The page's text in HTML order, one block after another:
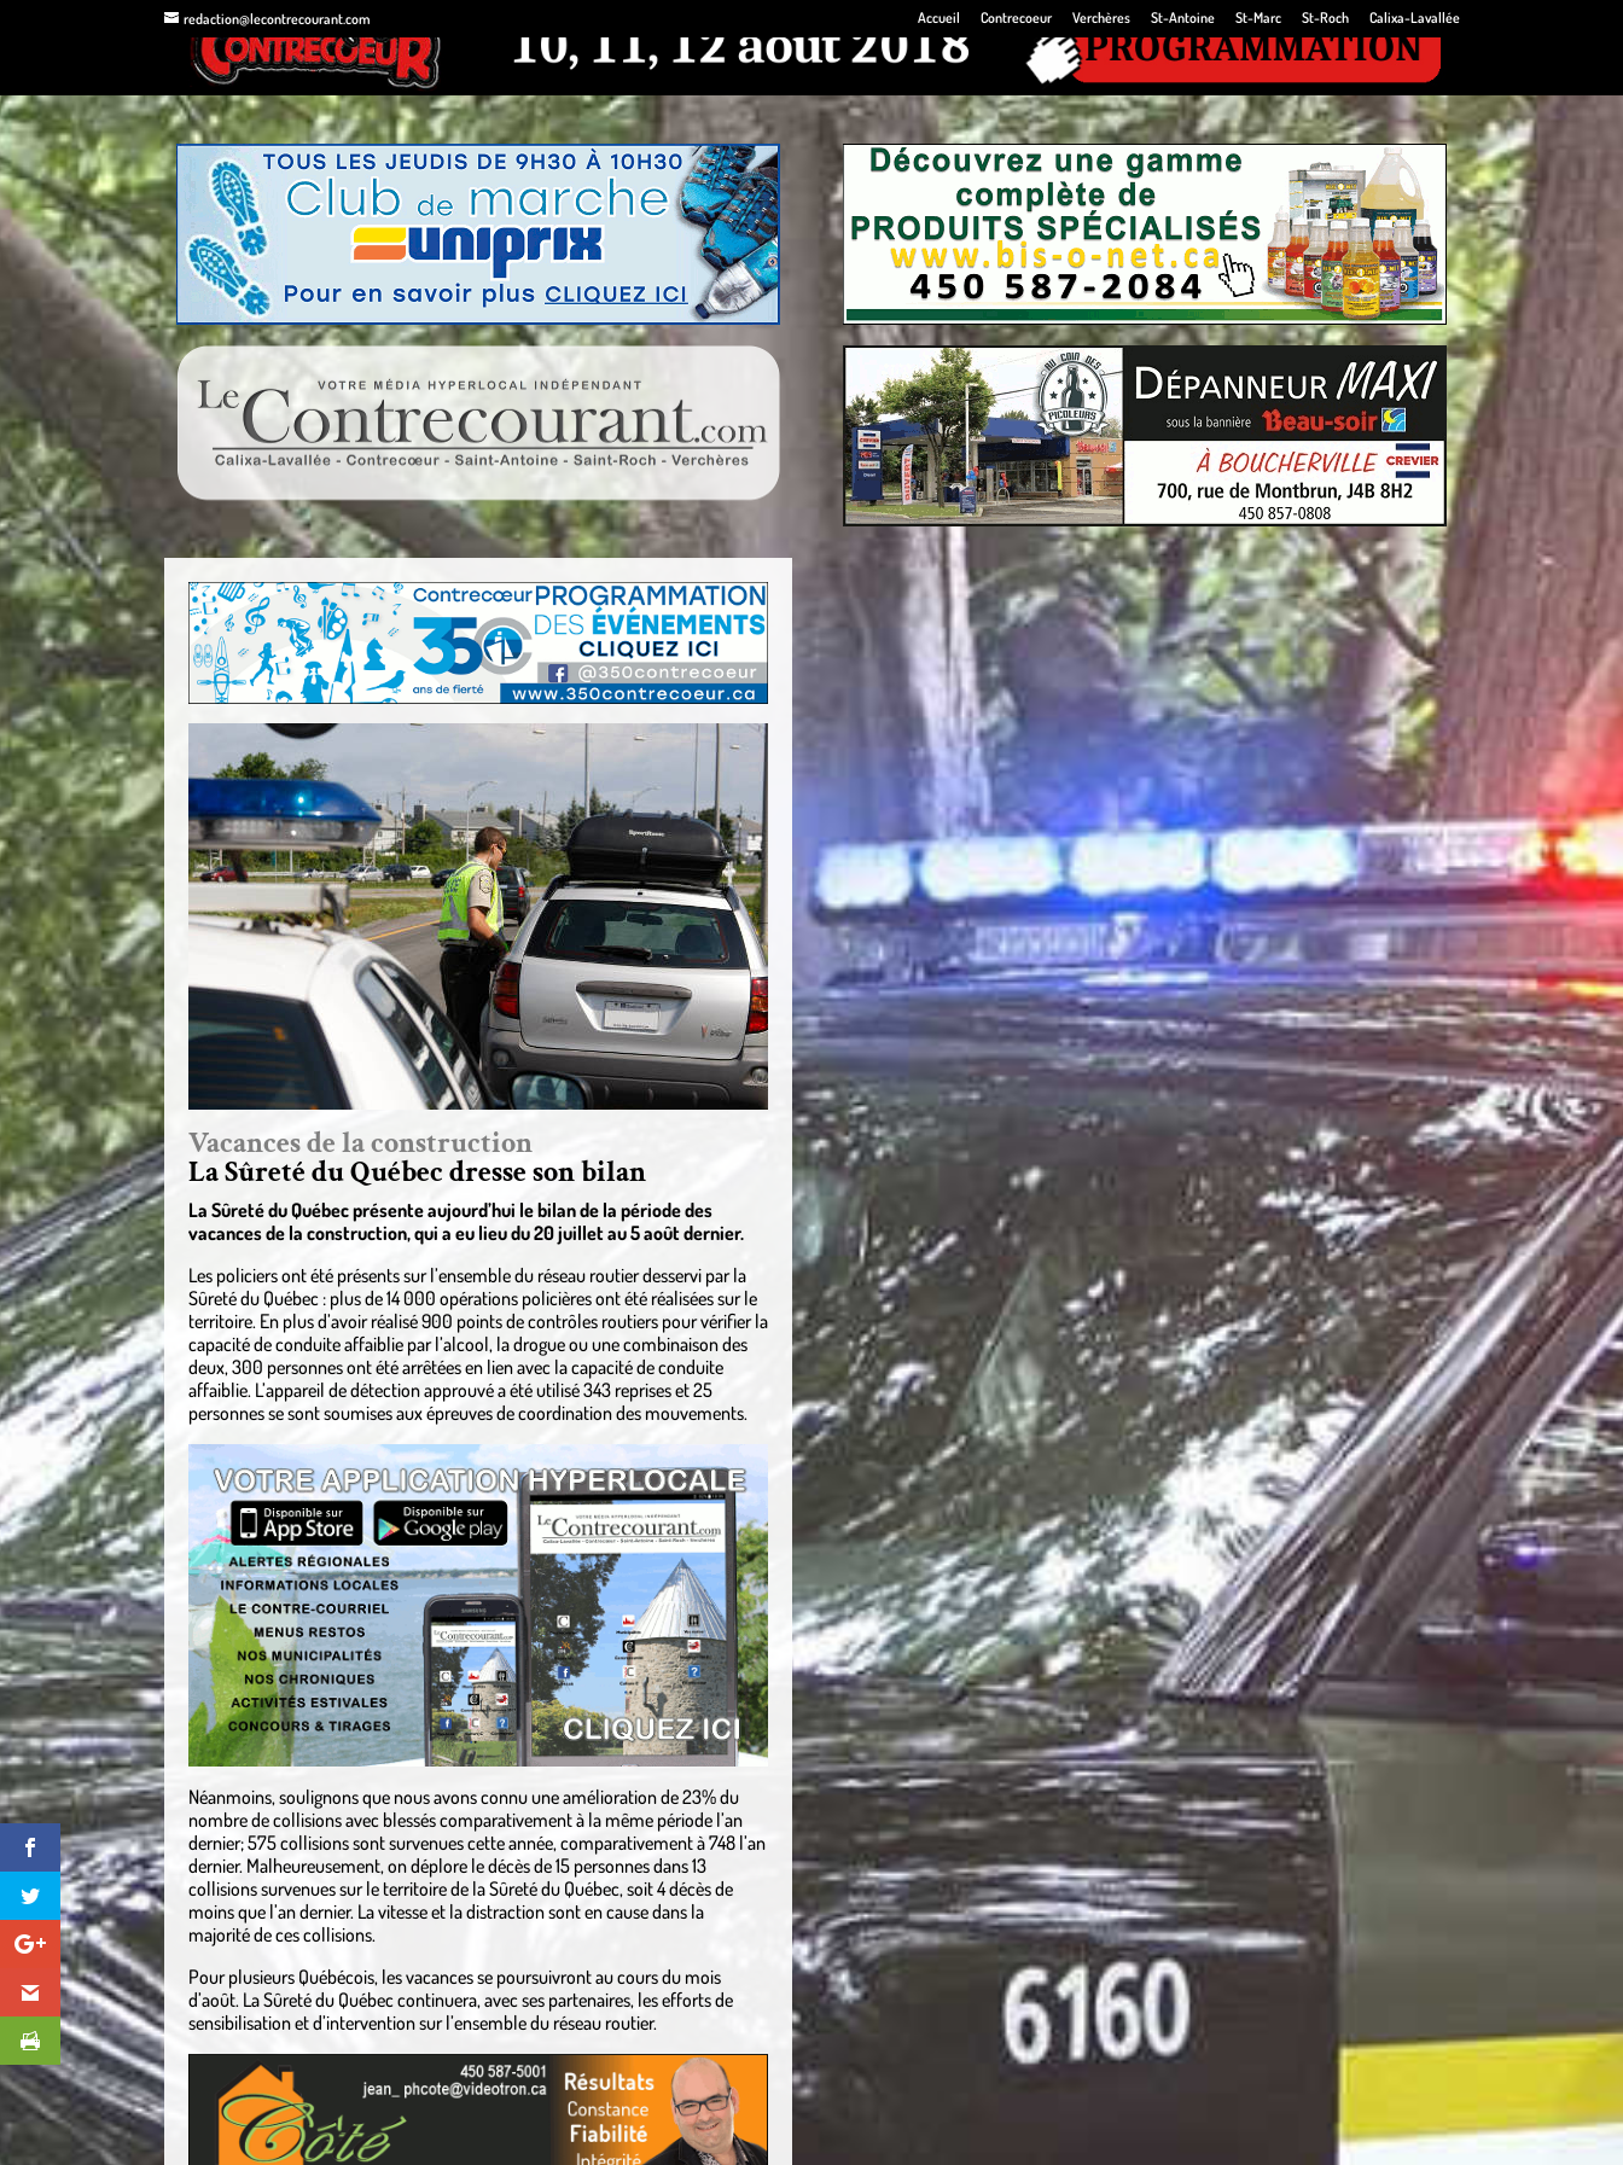
redaction@lecontrecourant.com Accueil Contrecoeur Verchères St-Antoine St-Marc St-Roch Calixa-Lavallée
Vacances de la construction
La Sûreté du Québec dresse son bilan
La Sûreté du Québec présente aujourd’hui le bilan de la période des
vacances de la construction, qui a eu lieu du 20 juillet au 5 août dernier.
Les policiers ont été présents sur l’ensemble du réseau routier desservi par la
Sûreté du Québec : plus de 14 000 opérations policières ont été réalisées sur le
territoire. En plus d’avoir réalisé 900 points de contrôles routiers pour vérifier la
capacité de conduite affaiblie par l’alcool, la drogue ou une combinaison des
deux, 300 personnes ont été arrêtées en lien avec la capacité de conduite
affaiblie. L’appareil de détection approuvé a été utilisé 343 reprises et 25
personnes se sont soumises aux épreuves de coordination des mouvements.
Néanmoins, soulignons que nous avons connu une amélioration de 23% du
nombre de collisions avec blessés comparativement à la même période l’an
dernier; 575 collisions sont survenues cette année, comparativement à 748 l’an
dernier. Malheureusement, on déplore le décès de 15 personnes dans 13
collisions survenues sur le territoire de la Sûreté du Québec, soit 4 décès de
moins que l’an dernier. La vitesse et la distraction sont en cause dans la
majorité de ces collisions.
Pour plusieurs Québécois, les vacances se poursuivront au cours du mois
d’août. La Sûreté du Québec continuera, avec ses partenaires, les efforts de
sensibilisation et d’intervention sur l’ensemble du réseau routier.